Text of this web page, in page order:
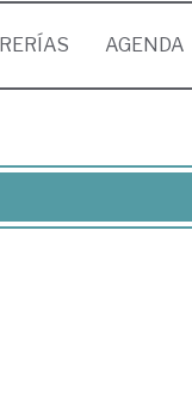
AGENDA